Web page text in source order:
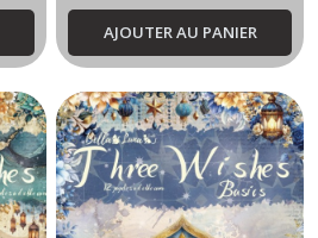
AJOUTER AU PANIER